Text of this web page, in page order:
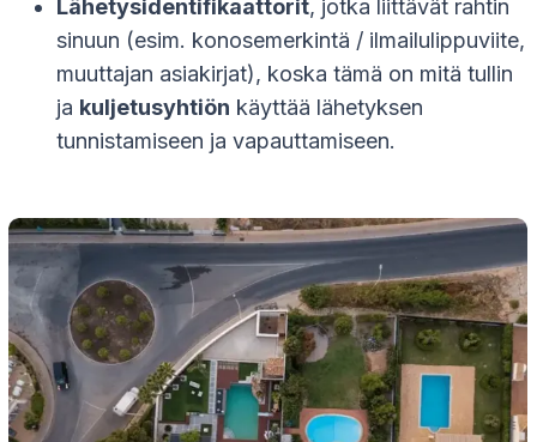
Lähetysidentifikaattorit, jotka liittävät rahtin
sinuun (esim. konosemerkintä / ilmailulippuviite,
muuttajan asiakirjat), koska tämä on mitä tullin
ja kuljetusyhtiön käyttää lähetyksen
tunnistamiseen ja vapauttamiseen.